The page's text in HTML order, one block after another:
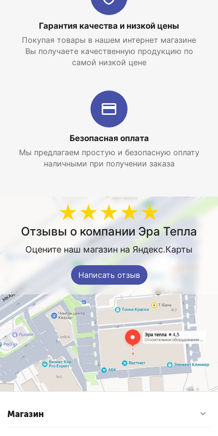
прочности оборудования, долговечности
эксплуатации, к корозийной стойкости,
эффективности поддержания комфортного
температурного режима и т.д. Для таких систем
наиболее рациональным выбором является
радиатор модели Monolit. В данных радиаторах
контактно-стыковой сварки.
Интернет-магазин отопительных систем и
EraTepla.ruпредлагает
биметаллический радиатор Rifar Monolit 500 10
Москве и Московской области.
Гарантия качества и низкой цены
Покупая товары в нашем интернет магазине
Вы получаете качественную продукцию по
самой низкой цене
Безопасная оплата
Мы предлагаем простую и безопасную оплату
наличными при получении заказа
★★★★★
Отзывы о компании Эра Тепла
Оцените наш магазин на Яндекс.Карты
Написать отзыв
Магазин